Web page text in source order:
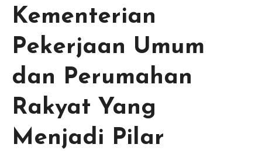
Kementerian
Pekerjaan Umum
dan Perumahan
Rakyat Yang
Menjadi Pilar